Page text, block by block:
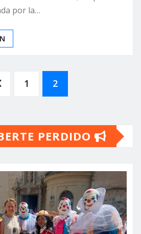
por la…
1 2
PERDIDO